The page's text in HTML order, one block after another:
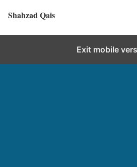
Shahzad Qais
Exit mobile